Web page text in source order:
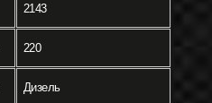
2143
220
Дизель